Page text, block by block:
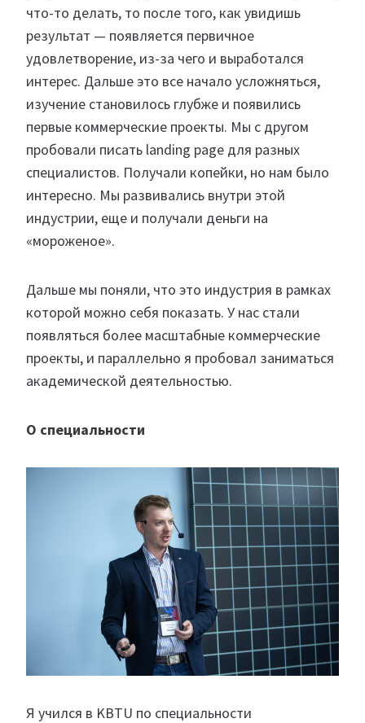
что-то делать, то после того, как увидишь
результат — появляется первичное
удовлетворение, из-за чего и выработался
интерес. Дальше это все начало усложняться,
изучение становилось глубже и появились
первые коммерческие проекты. Мы с другом
пробовали писать landing page для разных
специалистов. Получали копейки, но нам было
интересно. Мы развивались внутри этой
индустрии, еще и получали деньги на
«мороженое».
Дальше мы поняли, что это индустрия в рамках
которой можно себя показать. У нас стали
появляться более масштабные коммерческие
проекты, и параллельно я пробовал заниматься
академической деятельностью.
О специальности
Я учился в KBTU по специальности